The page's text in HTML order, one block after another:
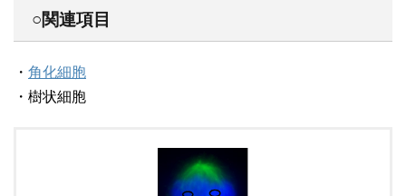
○関連項目
・ 角化細胞
・樹状細胞